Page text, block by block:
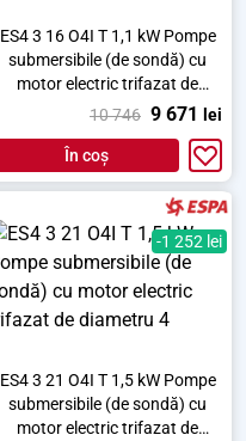
ES4 3 16 O4I T 1,1 kW Pompe
submersibile (de sondă) cu
motor electric trifazat de
diametru 4
10 746 9 671 lei
În coș
-1 252 lei
ES4 3 21 O4I T 1,5 kW Pompe
submersibile (de sondă) cu
motor electric trifazat de